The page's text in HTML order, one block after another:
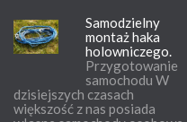
Samodzielny
montaż haka
holowniczego.
Przygotowanie
samochodu W
dzisiejszych czasach
większość z nas posiada